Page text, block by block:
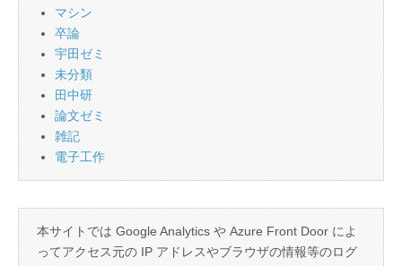
マシン
卒論
宇田ゼミ
未分類
田中研
論文ゼミ
雑記
電子工作
本サイトでは Google Analytics や Azure Front Door によ
ってアクセス元の IP アドレスやブラウザの情報等のログ